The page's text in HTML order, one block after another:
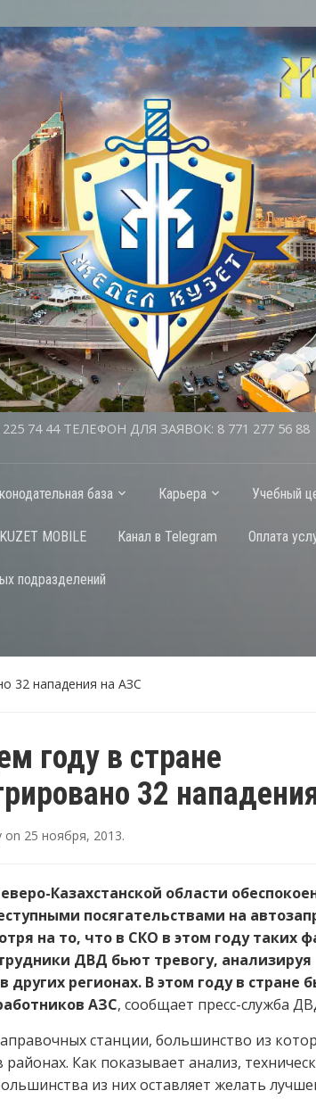
74 44 ТЕЛЕФОН ДЛЯ ЗАЯВОК: 8 771 277 56 88
база Карьера Учебный
MOBILE Канал в Telegram Оплата
подразделений
32 нападения на АЗС
году в стране
32
on 25 ноября, 2013.
Казахстанской области
посягательствами на
на то, что в СКО в этом году таких
ДВД бьют тревогу, анализируя
других регионах. В этом году в стране
АЗС, сообщает пресс-служба
станции, большинство из
районах. Как показывает анализ,
из них оставляет желать